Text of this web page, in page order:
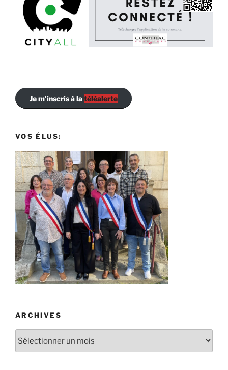
Je m'inscris à latéléalerte
VOS ÉLUS:
ARCHIVES